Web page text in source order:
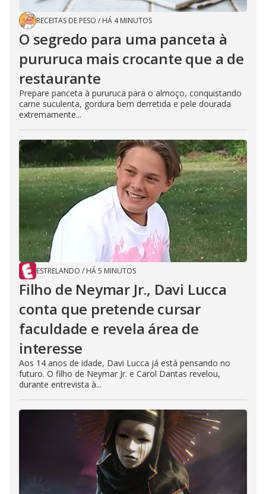
RECEITAS DE PESO / HÁ 4 MINUTOS
O segredo para uma panceta à
pururuca mais crocante que a de
restaurante
Prepare panceta à pururuca para o almoço, conquistando
carne suculenta, gordura bem derretida e pele dourada
extremamente...
ESTRELANDO / HÁ 5 MINUTOS
Filho de Neymar Jr., Davi Lucca
conta que pretende cursar
faculdade e revela área de
interesse
Aos 14 anos de idade, Davi Lucca já está pensando no
futuro. O filho de Neymar Jr. e Carol Dantas revelou,
durante entrevista à...